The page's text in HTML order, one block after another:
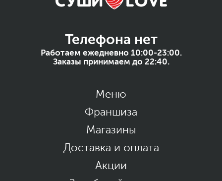
Телефона нет
Работаем ежедневно 10:00-23:00.
Заказы принимаем до 22:40.
Меню
Франшиза
Магазины
Доставка и оплата
Акции